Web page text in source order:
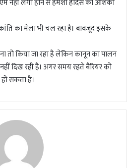
नहीं लगा होने से हमेशा हादसे की आशंका
का मेला भी चल रहा है। बावजूद इसके
तो किया जा रहा है लेकिन कानून का पालन
दिख रही है। अगर समय रहते बैरियर को
सकता है।